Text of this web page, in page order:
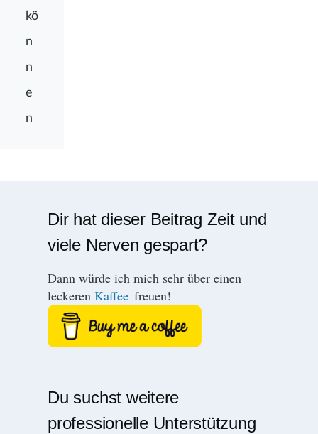
kö
n
n
e
n
Dir hat dieser Beitrag Zeit und
viele Nerven gespart?
Dann würde ich mich sehr über einen
leckerenKaffee freuen!
Du suchst weitere
professionelle Unterstützung